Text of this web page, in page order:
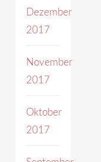
Dezember
2017
November
2017
Oktober
2017